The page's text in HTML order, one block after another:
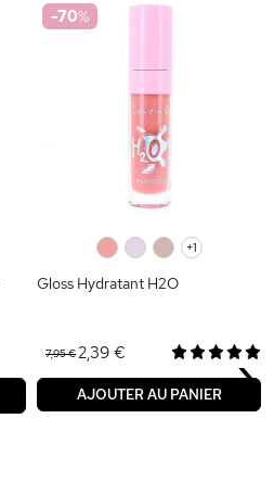
-70%
+1
Gloss Hydratant H2O
7,95 €2,39 €
AJOUTER AU PANIER ›